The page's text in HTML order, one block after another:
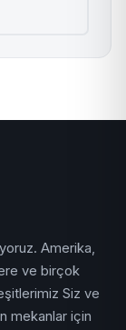
Amerika,
ve birçok
Siz ve
mekanlar için